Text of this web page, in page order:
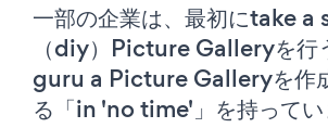
一部の企業は、最初にtake
（diy）Picture Galleryを
guru a Picture Galleryを作
る「in 'no time'」を持ってい